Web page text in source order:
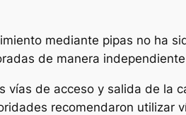
mediante pipas no ha
de manera
vías de acceso y salida de
recomendaron utilizar